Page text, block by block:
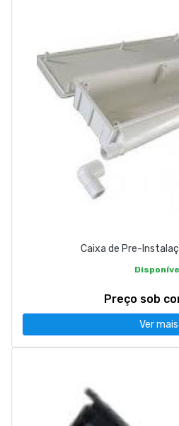
Caixa de Pre-
Preço sob
Ver mais